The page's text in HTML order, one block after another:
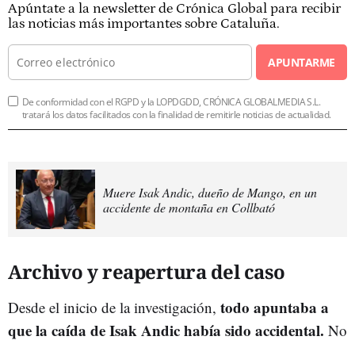
Apúntate a la newsletter de Crónica Global para recibir
las noticias más importantes sobre Cataluña.
APUNTARME
De conformidad con el RGPD y la LOPDGDD, CRÓNICA GLOBALMEDIA S.L.
tratará los datos facilitados con la finalidad de remitirle noticias de actualidad.
Muere Isak Andic, dueño de Mango, en un
accidente de montaña en Collbató
Archivo y reapertura del caso
Desde el inicio de lainvestigación, todo apuntaba a
quela caída deIsakAndichabía sido accidental. No